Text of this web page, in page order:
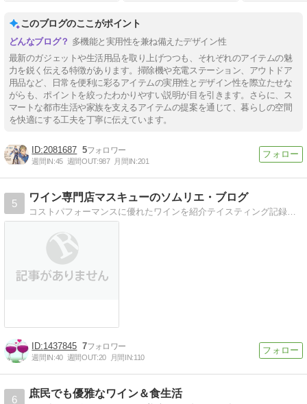
このブログのここがポイント
多機能と実用性を兼ね備えたデザイン性
最新のガジェットや生活用品を取り上げつつも、それぞれのアイテムの魅
力を鋭く伝える特徴があります。掃除機や充電ステーション、アウトドア
用品など、日常を便利に彩るアイテムの実用性とデザイン性を際立たせな
がらも、ポイントを絞ったわかりやすい説明が目を引きます。さらに、ス
マートな都市生活や家族を支えるアイテムの提案を通じて、暮らしの空間
を快適にする工夫を丁寧に伝えています。
2081687 5
週間IN:45 週間OUT:987 月間IN:201
5
ワイン専門店マスキューのソムリエ・ブログ
コストパフォーマンスに優れたワインを紹介テイスティング記録は皆様がワインを選ぶ参考になるはず。ソムリエの知識も公開。
1437845 7
週間IN:40 週間OUT:20 月間IN:110
6
庶民でも優雅なワイン＆食生活